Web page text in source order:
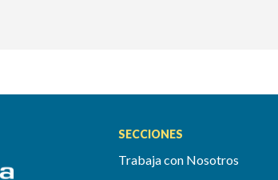
SECCIONES
Trabaja con Nosotros